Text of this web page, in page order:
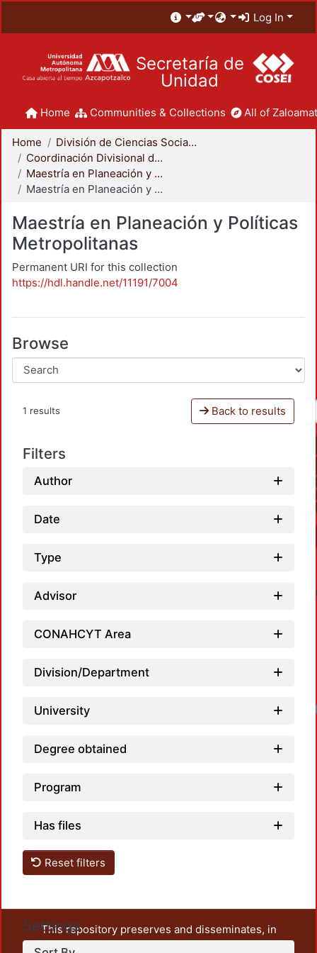
Log In
Secretaría de
Unidad
Home Communities & Collections All of
Home
División de Ciencias Sociales y Humanidades
Coordinación Divisional de Posgrado
Maestría en Planeación y Políticas Metropolitanas
Maestría en Planeación y Políticas Metropolitanas
Maestría en Planeación y Políticas
Metropolitanas
Permanent URI for this collection
https://hdl.handle.net/11191/7004
Browse
1 results Back to results
Filters
Author
Date
Type
Advisor
CONAHCYT Area
Division/Department
University
Degree obtained
Program
Has files
Reset filters
Settings
This repository preserves and disseminates, in
unrestricted open access, the teaching and research